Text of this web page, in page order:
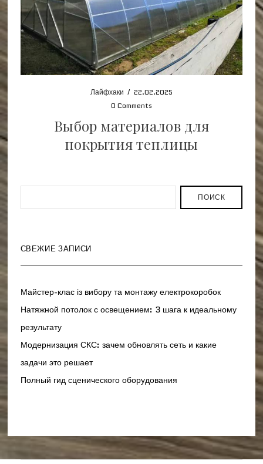
Лайфхаки / 22.02.2025
0 Comments
Выбор материалов для
покрытия теплицы
ПОИСК
СВЕЖИЕ ЗАПИСИ
Майстер-клас із вибору та монтажу електрокоробок
Натяжной потолок с освещением: 3 шага к идеальному
результату
Модернизация СКС: зачем обновлять сеть и какие
задачи это решает
Полный гид сценического оборудования